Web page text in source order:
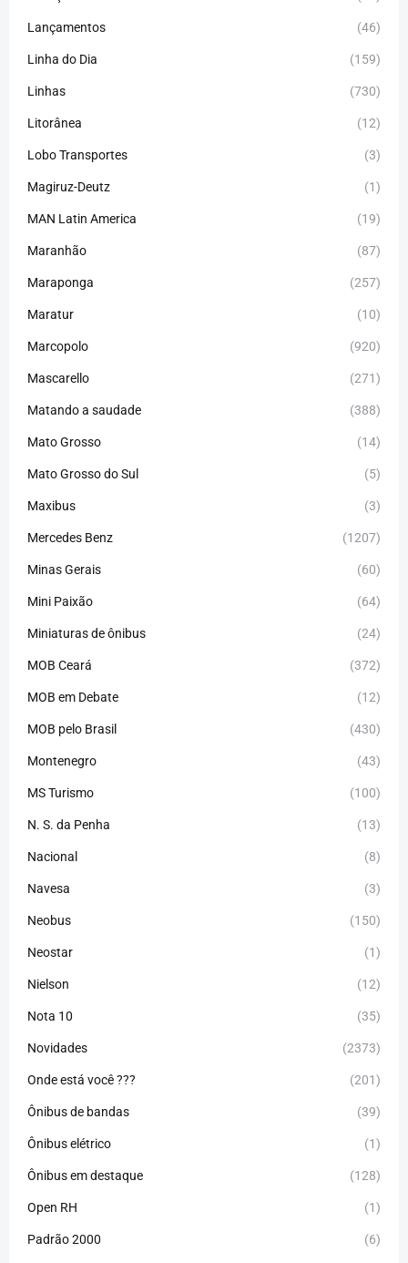
Lançamentos (46)
Linha do Dia (159)
Linhas (730)
Litorânea (12)
Lobo Transportes (3)
Magiruz-Deutz (1)
MAN Latin America (19)
Maranhão (87)
Maraponga (257)
Maratur (10)
Marcopolo (920)
Mascarello (271)
Matando a saudade (388)
Mato Grosso (14)
Mato Grosso do Sul (5)
Maxibus (3)
Mercedes Benz (1207)
Minas Gerais (60)
Mini Paixão (64)
Miniaturas de ônibus (24)
MOB Ceará (372)
MOB em Debate (12)
MOB pelo Brasil (430)
Montenegro (43)
MS Turismo (100)
N. S. da Penha (13)
Nacional (8)
Navesa (3)
Neobus (150)
Neostar (1)
Nielson (12)
Nota 10 (35)
Novidades (2373)
Onde está você ??? (201)
Ônibus de bandas (39)
Ônibus elétrico (1)
Ônibus em destaque (128)
Open RH (1)
Padrão 2000 (6)